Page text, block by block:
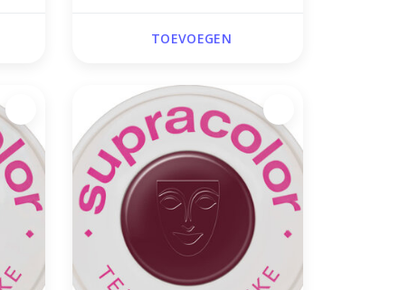
TOEVOEGEN